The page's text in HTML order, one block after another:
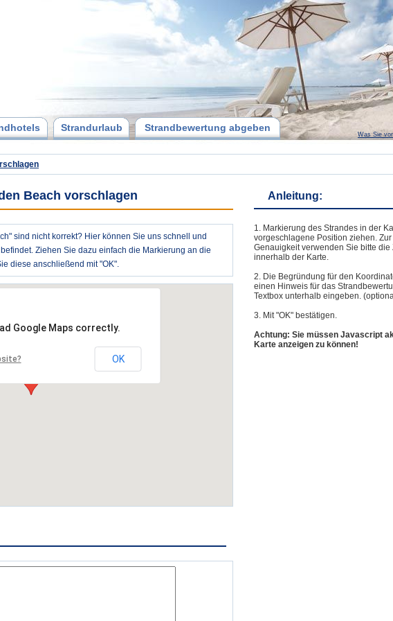
Strandurlaub Strandbewertung abgeben
Was Sie
Beach vorschlagen
sind nicht korrekt? Hier können Sie uns schnell und
Ziehen Sie dazu einfach die Markierung an die
diese anschließend mit "OK".
Google Maps correctly.
OK
Anleitung:
1. Markierung des Strandes in der
vorgeschlagene Position ziehen.
Genauigkeit verwenden Sie bitte die
innerhalb der Karte.
2. Die Begründung für den
einen Hinweis für das
Textbox unterhalb eingeben.
3. Mit "OK" bestätigen.
Achtung: Sie müssen Javascript
Karte anzeigen zu können!